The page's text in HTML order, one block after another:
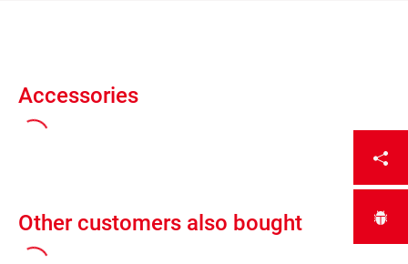
Accessories
Other customers also bought